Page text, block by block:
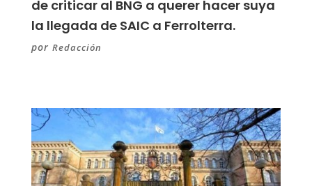
de criticar al BNG a querer hacer suya
la llegada de SAIC a Ferrolterra.
por Redacción